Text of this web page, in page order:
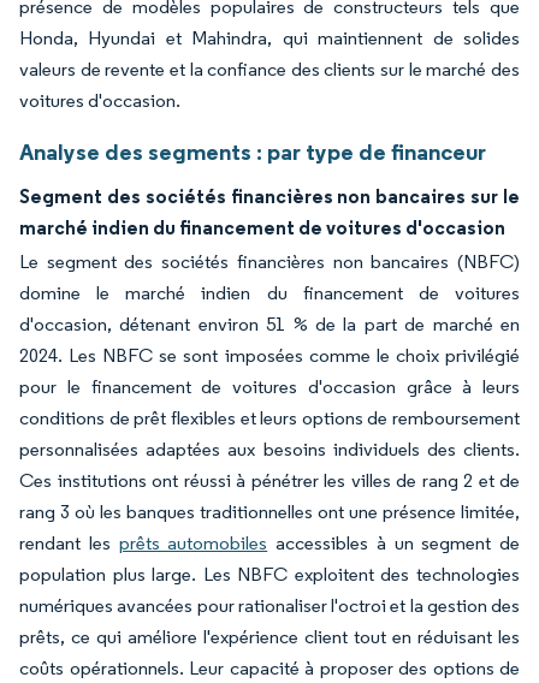
présence de modèles populaires de constructeurs tels que
Honda, Hyundai et Mahindra, qui maintiennent de solides
valeurs de revente et la confiance des clients sur le marché des
voitures d'occasion.
Analyse des segments : par type de financeur
Segment des sociétés financières non bancaires sur le
marché indien du financement de voitures d'occasion
Le segment des sociétés financières non bancaires (NBFC)
domine le marché indien du financement de voitures
d'occasion, détenant environ 51 % de la part de marché en
2024. Les NBFC se sont imposées comme le choix privilégié
pour le financement de voitures d'occasion grâce à leurs
conditions de prêt flexibles et leurs options de remboursement
personnalisées adaptées aux besoins individuels des clients.
Ces institutions ont réussi à pénétrer les villes de rang 2 et de
rang 3 où les banques traditionnelles ont une présence limitée,
rendant les prêts automobiles accessibles à un segment de
population plus large. Les NBFC exploitent des technologies
numériques avancées pour rationaliser l'octroi et la gestion des
prêts, ce qui améliore l'expérience client tout en réduisant les
coûts opérationnels. Leur capacité à proposer des options de